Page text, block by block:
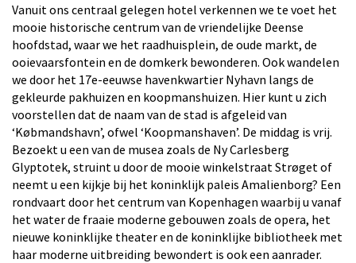
Vanuit ons centraal gelegen hotel verkennen we te voet het
mooie historische centrum van de vriendelijke Deense
hoofdstad, waar we het raadhuisplein, de oude markt, de
ooievaarsfontein en de domkerk bewonderen. Ook wandelen
we door het 17e-eeuwse havenkwartier Nyhavn langs de
gekleurde pakhuizen en koopmanshuizen. Hier kunt u zich
voorstellen dat de naam van de stad is afgeleid van
‘Købmandshavn’, ofwel ‘Koopmanshaven’. De middag is vrij.
Bezoekt u een van de musea zoals de Ny Carlesberg
Glyptotek, struint u door de mooie winkelstraat Strøget of
neemt u een kijkje bij het koninklijk paleis Amalienborg? Een
rondvaart door het centrum van Kopenhagen waarbij u vanaf
het water de fraaie moderne gebouwen zoals de opera, het
nieuwe koninklijke theater en de koninklijke bibliotheek met
haar moderne uitbreiding bewondert is ook een aanrader.